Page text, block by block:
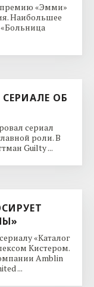
премию «Эмми»
Наибольшее
ОБ
сериал
роли. В
Guilty ...
«Каталог
Кистером.
Amblin
...